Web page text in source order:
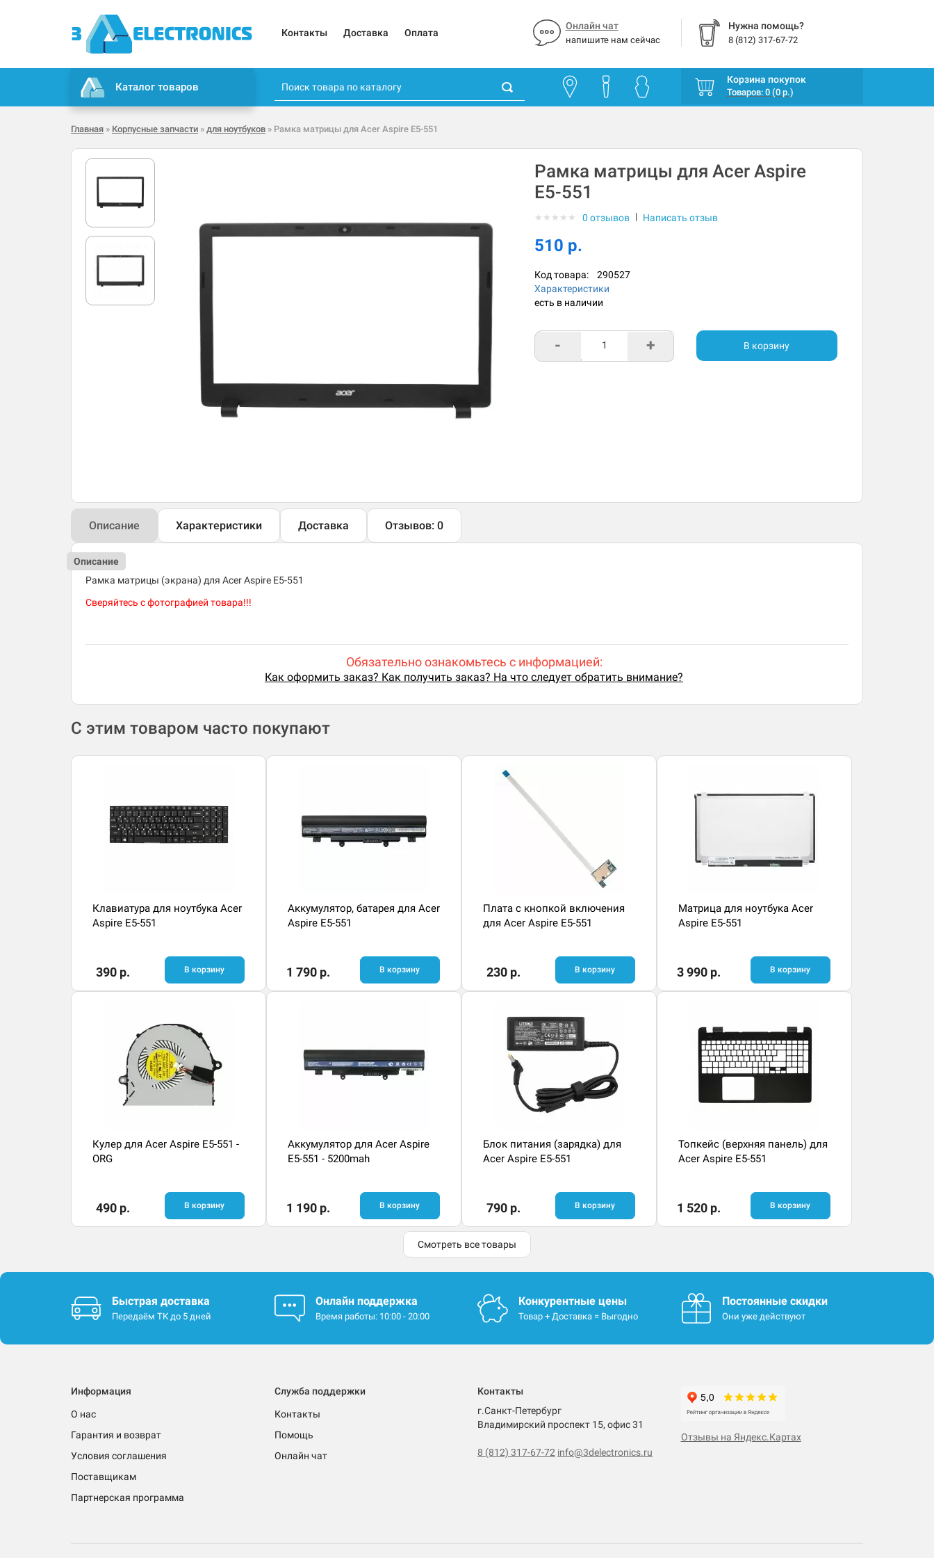
Контакты Доставка Оплата
Онлайн чат
напишите нам сейчас
Нужна помощь?
8 (812) 317-67-72
Каталог товаров
Корзина покупок
Товаров: 0 (0 р.)
Главная » Корпусные запчасти » для ноутбуков » Рамка матрицы для Acer Aspire E5-551
Рамка матрицы для Acer Aspire
E5-551
★ ★ ★ ★ ★ 0 отзывов | Написать отзыв
510 р.
Код товара: 290527
Характеристики
есть в наличии
- + В корзину
Описание Характеристики Доставка Отзывов: 0
Описание
Рамка матрицы (экрана) для Acer Aspire E5-551
Сверяйтесь с фотографией товара!!!
Обязательно ознакомьтесь с информацией:
Как оформить заказ? Как получить заказ? На что следует обратить внимание?
С этим товаром часто покупают
Клавиатура для ноутбука Acer
Aspire E5-551
390 р. В корзину
Аккумулятор, батарея для Acer
Aspire E5-551
1 790 р. В корзину
Плата с кнопкой включения
для Acer Aspire E5-551
230 р. В корзину
Матрица для ноутбука Acer
Aspire E5-551
3 990 р. В корзину
Кулер для Acer Aspire E5-551 -
ORG
490 р. В корзину
Аккумулятор для Acer Aspire
E5-551 - 5200mah
1 190 р. В корзину
Блок питания (зарядка) для
Acer Aspire E5-551
790 р. В корзину
Топкейс (верхняя панель) для
Acer Aspire E5-551
1 520 р. В корзину
Смотреть все товары
Быстрая доставка
Передаём ТК до 5 дней
Онлайн поддержка
Время работы: 10:00 - 20:00
Конкурентные цены
Товар + Доставка = Выгодно
Постоянные скидки
Они уже действуют
Информация
О нас
Гарантия и возврат
Условия соглашения
Поставщикам
Партнерская программа
Служба поддержки
Контакты
Помощь
Онлайн чат
Контакты
г.Санкт-Петербург
Владимирский проспект 15, офис 31
8 (812) 317-67-72 info@3delectronics.ru
Отзывы на Яндекс.Картах